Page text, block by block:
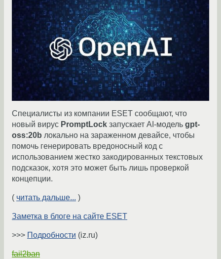
Специалисты из компании ESET сообщают, что
новый вирус PromptLock запускает AI-модель gpt-
oss:20b локально на зараженном девайсе, чтобы
помочь генерировать вредоносный код с
использованием жестко закодированных текстовых
подсказок, хотя это может быть лишь проверкой
концепции.
( читать дальше... )
Заметка в блоге на сайте ESET
>>> Подробности (iz.ru)
fail2ban